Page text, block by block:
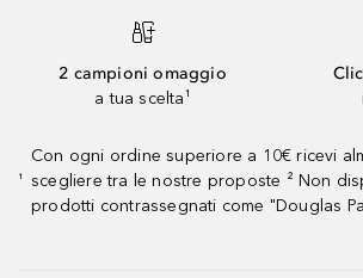
2 campioni omaggio
a tua scelta¹
¹
Con ogni ordine superiore a 10€ ricevi
scegliere tra le nostre proposte ² Non
prodotti contrassegnati come "Douglas